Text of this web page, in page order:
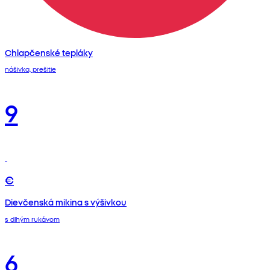
Chlapčenské tepláky
nášivka, prešitie
9
€
Dievčenská mikina s výšivkou
s dlhým rukávom
6